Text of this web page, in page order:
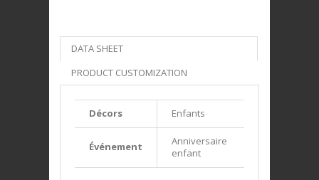
DATA SHEET
PRODUCT CUSTOMIZATION
Décors Enfants
Événement
Anniversaire
enfant